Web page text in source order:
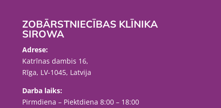
ZOBĀRSTNIECĪBAS KLĪNIKA
SIROWA
Adrese:
Katrīnas dambis 16,
Rīga, LV-1045, Latvija
Darba laiks:
Pirmdiena – Piektdiena 8:00 – 18:00